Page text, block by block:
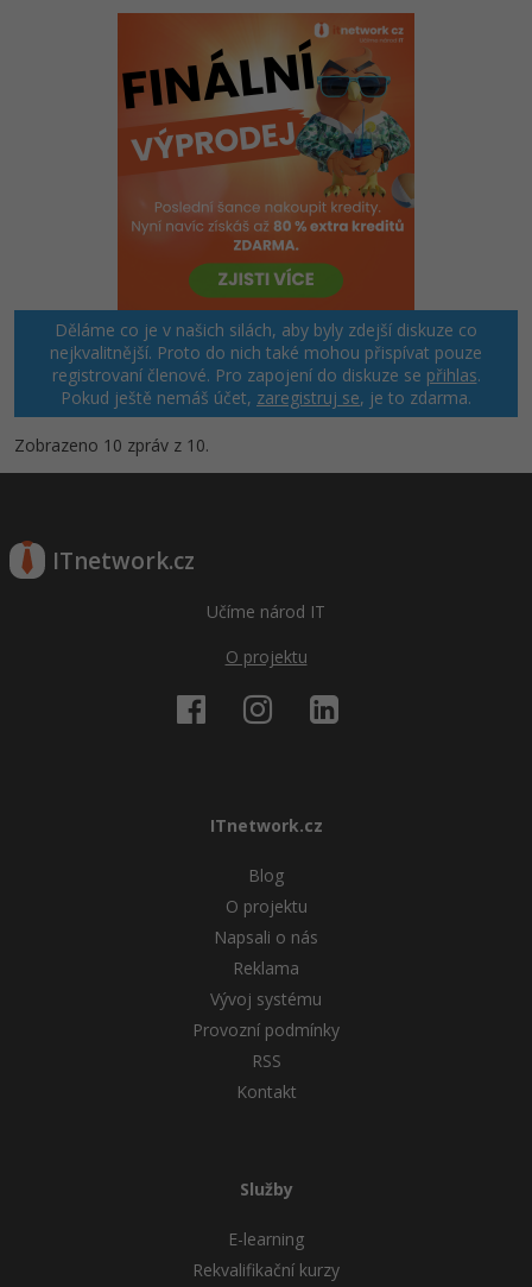
Děláme co je v našich silách, aby byly zdejší diskuze co
nejkvalitnější. Proto do nich také mohou přispívat pouze
registrovaní členové. Pro zapojení do diskuze se přihlas.
Pokud ještě nemáš účet, zaregistruj se, je to zdarma.
Zobrazeno 10 zpráv z 10.
ITnetwork.cz
Učíme národ IT
O projektu
ITnetwork.cz
Blog
O projektu
Napsali o nás
Reklama
Vývoj systému
Provozní podmínky
RSS
Kontakt
Služby
E-learning
Rekvalifikační kurzy